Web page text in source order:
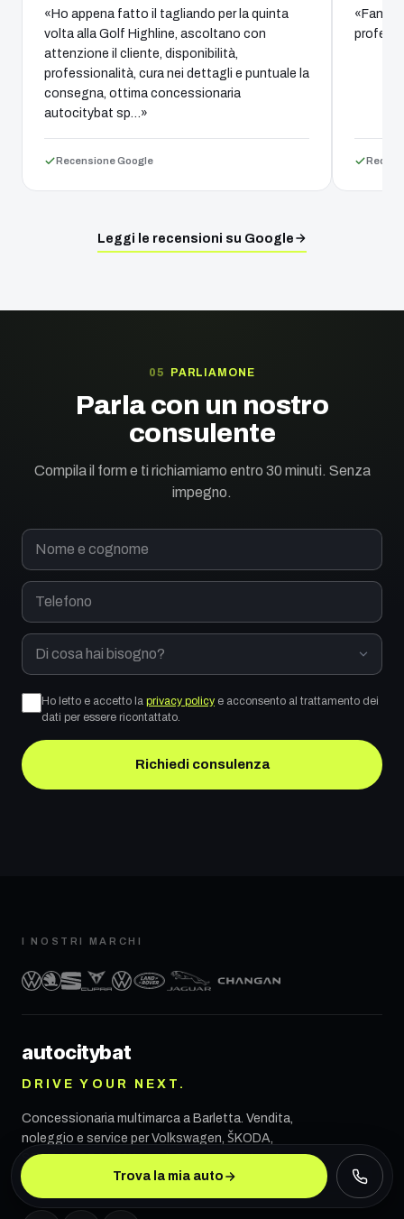
«Ho appena fatto il tagliando per la quinta
volta alla Golf Highline, ascoltano con
attenzione il cliente, disponibilità,
professionalità, cura nei dettagli e puntuale la
consegna, ottima concessionaria
autocitybat sp…»
Recensione Google
Leggi le recensioni su Google
PARLIAMONE
Parla con un nostro
consulente
Compila il form e ti richiamiamo entro 30 minuti. Senza
impegno.
Nome e cognome
Telefono
Di cosa hai bisogno?
Richiedi consulenza
Ho letto e accetto la privacy policy e acconsento al trattamento dei
dati per essere ricontattato.
Trova la mia auto
I NOSTRI MARCHI
autocitybat
DRIVE YOUR NEXT.
Concessionaria multimarca a Barletta . Vendita,
noleggio e service per Volkswagen, ŠKODA,
SEAT, CUPRA, VW Veicoli Commerciali, Land
Rover, Jaguar e CHANGAN.